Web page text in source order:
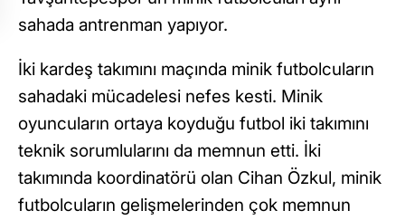
sahada antrenman yapıyor.
İki kardeş takımını maçında minik futbolcuların
sahadaki mücadelesi nefes kesti. Minik
oyuncuların ortaya koyduğu futbol iki takımını
teknik sorumlularını da memnun etti. İki
takımında koordinatörü olan Cihan Özkul, minik
futbolcuların gelişmelerinden çok memnun